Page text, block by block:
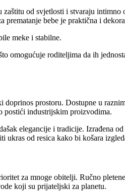
od svjetlosti i stvaraju
prematanje bebe je praktična i
meke i stabilne.
omogućuje roditeljima da ih
doprinos prostoru. Dostupne u
postići industrijskim proizvodima.
elegancije i tradicije. Izrađena
ukras od resica kako bi košara
za mnoge obitelji. Ručno
koji su prijateljski za planetu.